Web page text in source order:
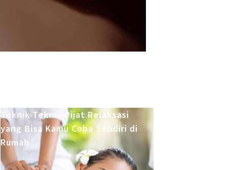
Teknik-Teknik Pijat Relaksasi
yang Bisa Kamu Coba Sendiri di
Rumah